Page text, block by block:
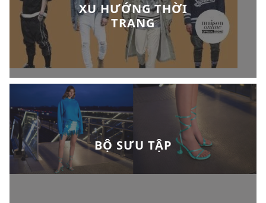
XU HƯỚNG THỜI
TRANG
BỘ SƯU TẬP